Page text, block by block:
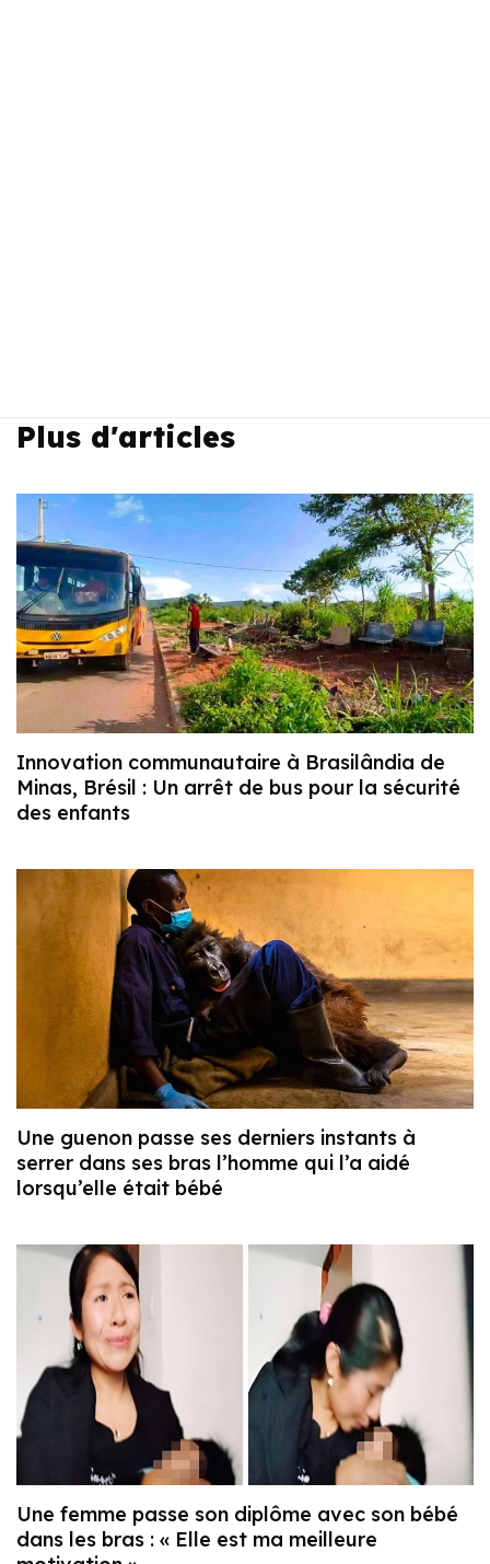
Plus d'articles
Innovation communautaire à Brasilândia de
Minas, Brésil : Un arrêt de bus pour la sécurité
des enfants
Une guenon passe ses derniers instants à
serrer dans ses bras l’homme qui l’a aidé
lorsqu’elle était bébé
Une femme passe son diplôme avec son bébé
dans les bras : « Elle est ma meilleure